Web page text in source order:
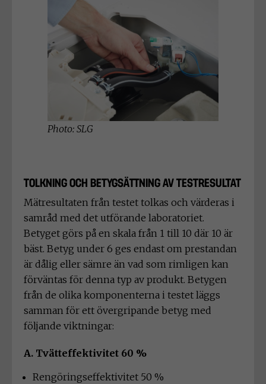
Photo: SLG
TOLKNING OCH BETYGSÄTTNING AV TESTRESULTAT
Mätresultaten från testet tolkas och värderas i
samråd med det utförande laboratoriet.
Betyget görs på en skala från 1 till 10 där 10 är
bäst. Betyg under 6 ges endast om prestandan
är dålig eller sämre än vad som rimligen kan
förväntas för denna typ av produkt. Betygen
från de olika komponenterna i testet läggs
samman för ett övergripande betyg med
följande viktningar:
A. Tvätteffektivitet 60 %
Rengöringseffektivitet 50 %